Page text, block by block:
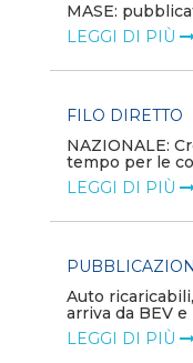
MASE:
LEGGI DI PIÙ
FILO DIRETTO
NAZIONALE:
tempo per le
LEGGI DI PIÙ
PUBBLICAZIONI
Auto
arriva da BEV
LEGGI DI PIÙ